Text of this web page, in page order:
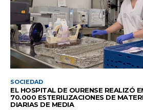
SOCIEDAD
EL HOSPITAL DE OURENSE REALIZÓ
70.000 ESTERILIZACIONES DE
DIARIAS DE MEDIA